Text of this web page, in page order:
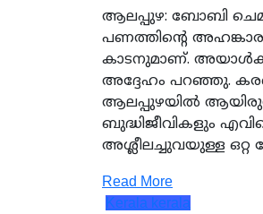
ആലപ്പുഴ: ബോബി
പണത്തിന്റെ
കാടനുമാണ്.
അദ്ദേഹം പറഞ്ഞു.
ആലപ്പുഴയില്‍
ബുദ്ധിജീവികളും
അശ്ലീലച്ചുവയുള്ള ഒറ്റ
Read More
Kerala kerala